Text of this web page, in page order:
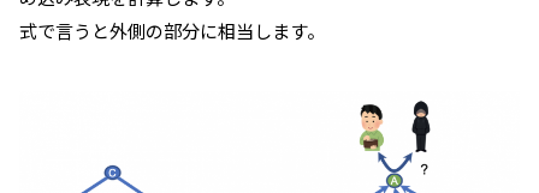
式で言うと外側の部分に相当します。